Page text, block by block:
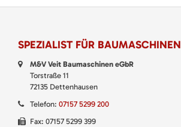
SPEZIALIST FÜR BAUMASCHINEN
M&V Veit Baumaschinen eGbR
Torstraße 11
72135 Dettenhausen
Telefon: 07157 5299 200
Fax: 07157 5299 399